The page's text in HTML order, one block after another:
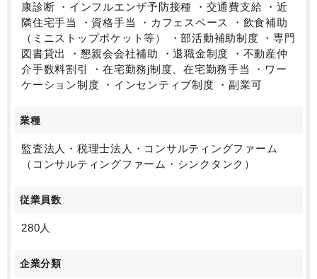
康診断 ・インフルエンザ予防接種 ・交通費支給 ・近
隣住宅手当 ・資格手当 ・カフェスペース ・飲食補助
（ミニストップポケット等） ・部活動補助制度 ・専門
図書貸出 ・懇親会会社補助 ・退職金制度 ・不動産仲
介手数料割引 ・在宅勤務j制度、在宅勤務手当 ・ワー
ケーション制度 ・インセンティブ制度 ・副業可
業種
監査法人・税理士法人・コンサルティングファーム
（コンサルティングファーム・シンクタンク）
従業員数
280人
企業分類